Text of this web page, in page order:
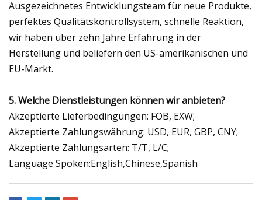
Ausgezeichnetes Entwicklungsteam für neue Produkte,
perfektes Qualitätskontrollsystem, schnelle Reaktion,
wir haben über zehn Jahre Erfahrung in der
Herstellung und beliefern den US-amerikanischen und
EU-Markt.
5. Welche Dienstleistungen können wir anbieten?
Akzeptierte Lieferbedingungen: FOB, EXW;
Akzeptierte Zahlungswährung: USD, EUR, GBP, CNY;
Akzeptierte Zahlungsarten: T/T, L/C;
Language Spoken:English,Chinese,Spanish